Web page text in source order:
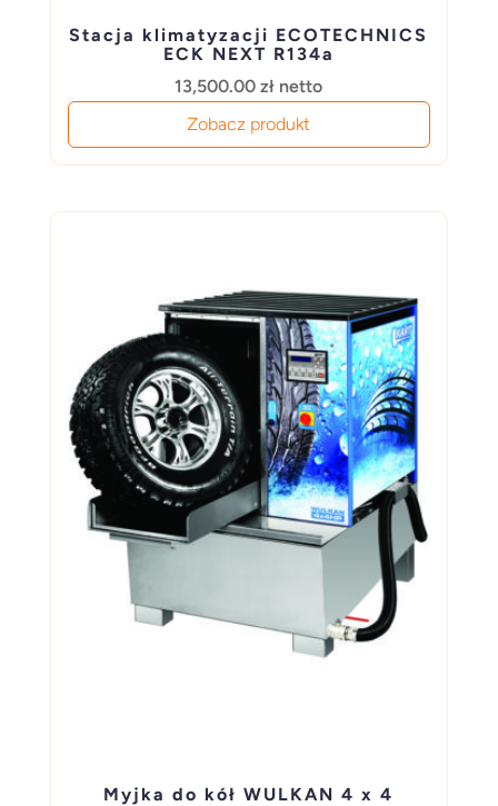
Stacja klimatyzacji ECOTECHNICS
ECK NEXT R134a
13,500.00zł netto
Zobacz produkt
Myjka do kół WULKAN 4 x 4